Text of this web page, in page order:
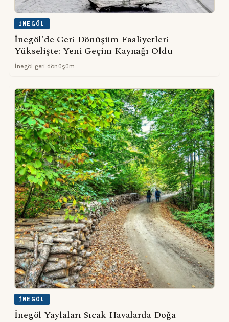
İNEGÖL
İnegöl'de Geri Dönüşüm Faaliyetleri
Yükselişte: Yeni Geçim Kaynağı Oldu
İnegöl geri dönüşüm
İNEGÖL
İnegöl Yaylaları Sıcak Havalarda Doğa